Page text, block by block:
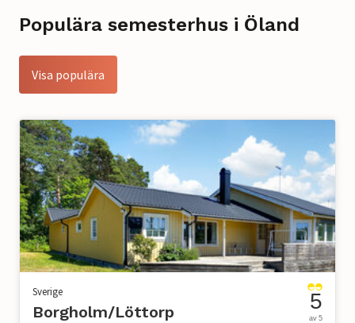
Populära semesterhus i Öland
Visa populära
Sverige
Borgholm/Löttorp 5
av 5